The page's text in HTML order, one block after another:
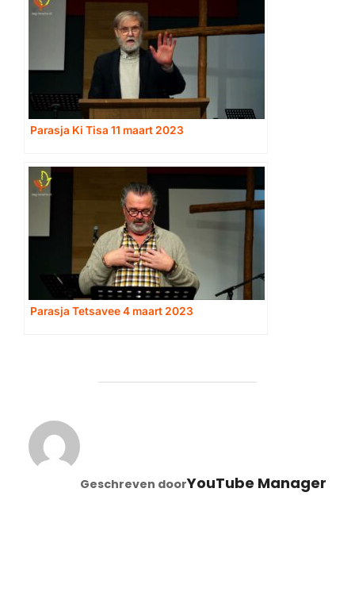
Parasja Ki Tisa 11 maart 2023
Parasja Tetsavee 4 maart 2023
Geschreven doorYouTube Manager